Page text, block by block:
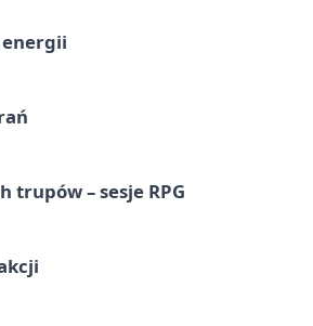
energii
trupów – sesje RPG